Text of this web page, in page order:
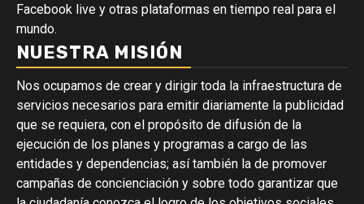
Facebook live y otras plataformas en tiempo real para el
mundo.
NUESTRA MISIÓN
Nos ocupamos de crear y dirigir toda la infraestructura de
servicios necesarios para emitir diariamente la publicidad
que se requiera, con el propósito de difusión de la
ejecución de los planes y programas a cargo de las
entidades y dependencias; así también la de promover
campañas de concienciación y sobre todo garantizar que